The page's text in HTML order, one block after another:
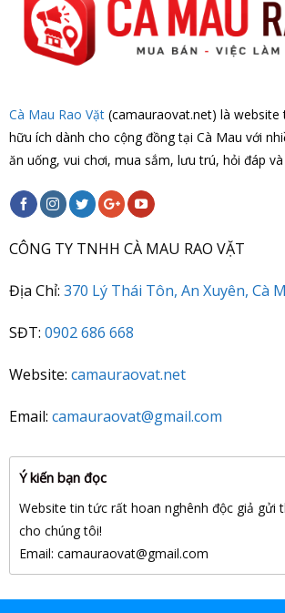
Cà Mau Rao Vặt (camauraovat.net) là
hữu ích dành cho cộng đồng tại Cà Mau với
ăn uống, vui chơi, mua sắm, lưu trú, hỏi đáp
CÔNG TY TNHH CÀ MAU RAO VẶT
Địa Chỉ: 370 Lý Thái Tôn, An Xuyên, Cà
SĐT: 0902 686 668
Website: camauraovat.net
Email: camauraovat@gmail.com
Ý kiến bạn đọc
Website tin tức rất hoan nghênh độc giả gửi
cho chúng tôi!
Email: camauraovat@gmail.com